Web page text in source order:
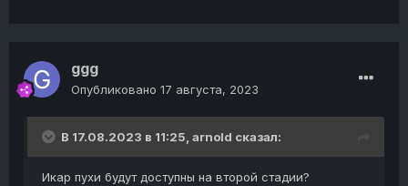
ggg
Опубликовано 17 августа, 2023
В 17.08.2023 в 11:25, arnold сказал:
Икар пухи будут доступны на второй стадии?